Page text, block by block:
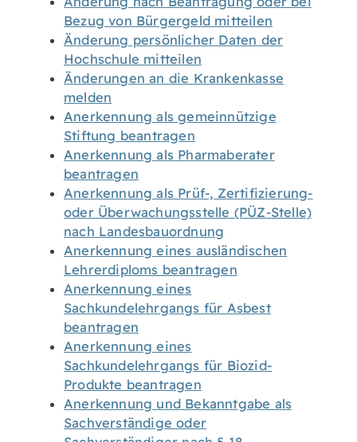
Bezug von Bürgergeld mitteilen
Änderung persönlicher Daten der
Hochschule mitteilen
Änderungen an die Krankenkasse
melden
Anerkennung als gemeinnützige
Stiftung beantragen
Anerkennung als Pharmaberater
beantragen
Anerkennung als Prüf-, Zertifizierung-
oder Überwachungsstelle (PÜZ-Stelle)
nach Landesbauordnung
Anerkennung eines ausländischen
Lehrerdiploms beantragen
Anerkennung eines
Sachkundelehrgangs für Asbest
beantragen
Anerkennung eines
Sachkundelehrgangs für Biozid-
Produkte beantragen
Anerkennung und Bekanntgabe als
Sachverständige oder